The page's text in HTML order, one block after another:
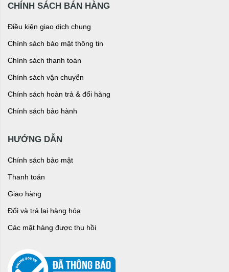
CHÍNH SÁCH BÁN HÀNG
Điều kiện giao dịch chung
Chính sách bảo mật thông tin
Chính sách thanh toán
Chính sách vận chuyển
Chính sách hoàn trả & đổi hàng
Chính sách bảo hành
HƯỚNG DẪN
Chính sách bảo mật
Thanh toán
Giao hàng
Đổi và trả lại hàng hóa
Các mặt hàng được thu hồi